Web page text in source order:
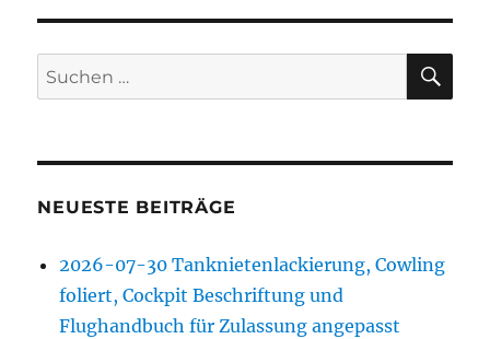
Beiträge
E
Suchen
nach:
NEUESTE BEITRÄGE
2026-07-30 Tanknietenlackierung, Cowling
foliert, Cockpit Beschriftung und
Flughandbuch für Zulassung angepasst